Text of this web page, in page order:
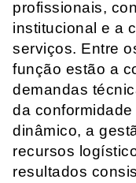
profissionais,
institucional e a
serviços. Entre
função estão a
demandas
da
dinâmico, a
recursos
resultados